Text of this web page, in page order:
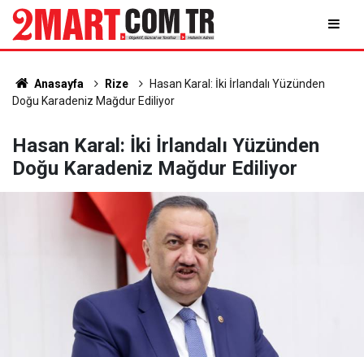
Anasayfa Rize
Hasan Karal: İki İrlandalı Yüzünden
Doğu Karadeniz Mağdur Ediliyor
Hasan Karal: İki İrlandalı Yüzünden
Doğu Karadeniz Mağdur Ediliyor